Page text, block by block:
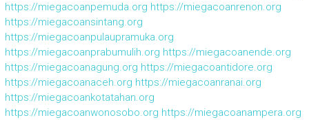
https://miegacoanpemuda.org https://miegacoanrenon.org
https://miegacoansintang.org
https://miegacoanpulaupramuka.org
https://miegacoanprabumulih.org https://miegacoanende.org
https://miegacoanagung.org https://miegacoantidore.org
https://miegacoanaceh.org https://miegacoanranai.org
https://miegacoankotatahan.org
https://miegacoanwonosobo.org https://miegacoanampera.org